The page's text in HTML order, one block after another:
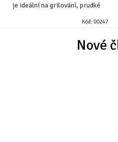
je ideální na grilování, prudké
si hlídat riziko přepálení a...
Kód:00247
Nové